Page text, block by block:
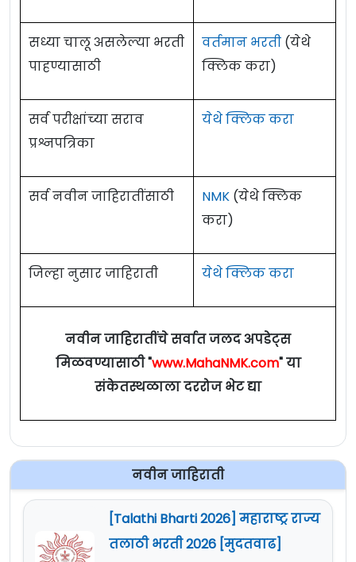
सध्या चालू असलेल्या भरती
पाहण्यासाठी
वर्तमान भरती (येथे
क्लिक करा)
सर्व परीक्षांच्या सराव
प्रश्नपत्रिका
येथे क्लिक करा
सर्व नवीन जाहिरातींसाठी NMK (येथे क्लिक
करा)
जिल्हा नुसार जाहिराती येथे क्लिक करा
नवीन जाहिरातींचे सर्वात जलद अपडेट्स
मिळवण्यासाठी "www.MahaNMK.com" या
संकेतस्थळाला दररोज भेट द्या
नवीन जाहिराती
[Talathi Bharti 2026] महाराष्ट्र राज्य
तलाठी भरती 2026 [मुदतवाढ]